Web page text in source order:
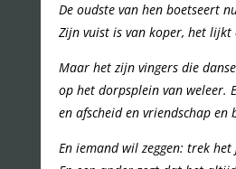
De oudste van hen boetseert
Zijn vuist is van koper, het lijkt
Maar het zijn vingers die
op het dorpsplein van weleer.
en afscheid en vriendschap en
En iemand wil zeggen: trek